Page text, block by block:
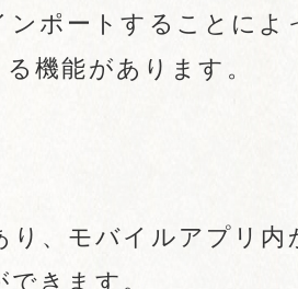
ポートすることによ
機能があります。
、モバイルアプリ内
きます。